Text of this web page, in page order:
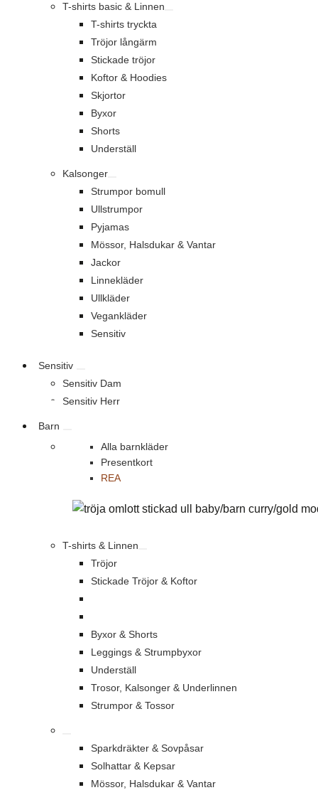
T-shirts basic & Linnen
T-shirts tryckta
Tröjor långärm
Stickade tröjor
Koftor & Hoodies
Skjortor
Byxor
Shorts
Underställ
Kalsonger
Strumpor bomull
Ullstrumpor
Pyjamas
Mössor, Halsdukar & Vantar
Jackor
Linnekläder
Ullkläder
Vegankläder
Sensitiv
Sensitiv
Sensitiv Dam
Sensitiv Herr
Barn
Alla barnkläder
Presentkort
REA
T-shirts & Linnen
Tröjor
Stickade Tröjor & Koftor
Byxor & Shorts
Leggings & Strumpbyxor
Underställ
Trosor, Kalsonger & Underlinnen
Strumpor & Tossor
Sparkdräkter & Sovpåsar
Solhattar & Kepsar
Mössor, Halsdukar & Vantar